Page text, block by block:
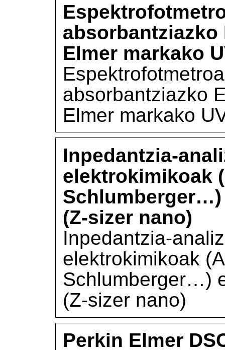
absorbantziazko
Elmer markako
absorbantziazko
Elmer markako
Inpedantzia-
elektrokimikoak
Schlumberger…)
(Z-sizer nano)
Inpedantzia-
elektrokimikoak
Schlumberger…)
(Z-sizer nano)
Perkin Elmer